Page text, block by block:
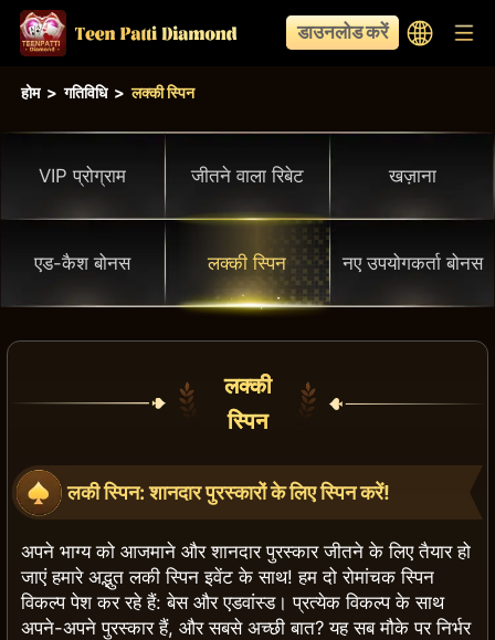
डाउनलोड करें
होम > गतिविधि > लक्की स्पिन
VIP प्रोग्राम जीतने वाला रिबेट खज़ाना
एड-कैश बोनस लक्की स्पिन नए उपयोगकर्ता बोनस
लक्की
स्पिन
लकी स्पिन: शानदार पुरस्कारों के लिए स्पिन करें!
अपने भाग्य को आजमाने और शानदार पुरस्कार जीतने के लिए तैयार हो
जाएं हमारे अद्भुत लकी स्पिन इवेंट के साथ! हम दो रोमांचक स्पिन
विकल्प पेश कर रहे हैं: बेस और एडवांस्ड। प्रत्येक विकल्प के साथ
अपने-अपने पुरस्कार हैं, और सबसे अच्छी बात? यह सब मौके पर निर्भर